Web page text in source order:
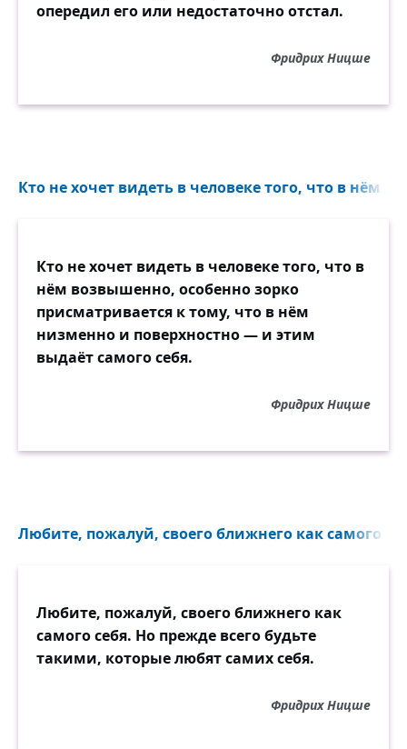
опередил его или недостаточно отстал.
Фридрих Ницше
Кто не хочет видеть в человеке того, что в нём
Кто не хочет видеть в человеке того, что в
нём возвышенно, особенно зорко
присматривается к тому, что в нём
низменно и поверхностно — и этим
выдаёт самого себя.
Фридрих Ницше
Любите, пожалуй, своего ближнего как самого
Любите, пожалуй, своего ближнего как
самого себя. Но прежде всего будьте
такими, которые любят самих себя.
Фридрих Ницше